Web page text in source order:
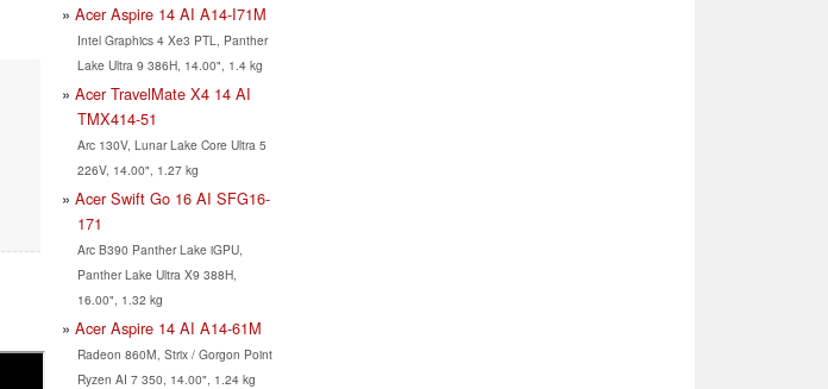
Acer Aspire 14 AI A14-I71M
Intel Graphics 4 Xe3 PTL, Panther
Lake Ultra 9 386H, 14.00", 1.4 kg
Acer TravelMate X4 14 AI
TMX414-51
Arc 130V, Lunar Lake Core Ultra 5
226V, 14.00", 1.27 kg
Acer Swift Go 16 AI SFG16-
171
Arc B390 Panther Lake iGPU,
Panther Lake Ultra X9 388H,
16.00", 1.32 kg
Acer Aspire 14 AI A14-61M
Radeon 860M, Strix / Gorgon Point
Ryzen AI 7 350, 14.00", 1.24 kg